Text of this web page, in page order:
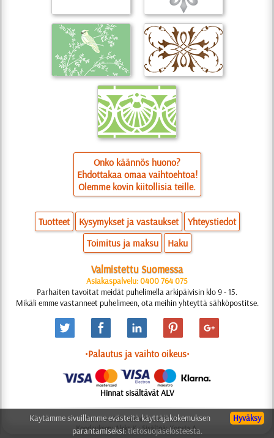
Onko käännös huono?
Ehdottakaa omaa vaihtoehtoa!
Olemme kovin kiitollisia teille.
Tuotteet Kysymykset ja vastaukset
Yhteystiedot
Toimitus ja maksu
Haku
Valmistettu Suomessa
Asiakaspalvelu: 0400 764 075
Parhaiten tavoitat meidät puhelimella arkipäivisin klo 9 - 15.
Mikäli emme vastanneet puhelimeen, ota meihin yhteyttä sähköpostitse.
•Palautus ja vaihto oikeus•
Hinnat sisältävät ALV
© 2006-2025 Suunnittelu: Natali M.
Koodauksen: Aleks K.; Sisältöä: Konsta A.
Hyväksy
Käytämme sivuillamme evästeitä käyttäjäkokemuksen
parantamiseksi:tietosuojaselosteesta.